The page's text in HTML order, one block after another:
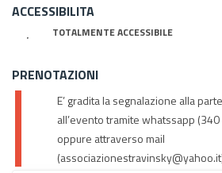
ACCESSIBILITA
TOTALMENTE ACCESSIBILE
PRENOTAZIONI
E’ gradita la segnalazione alla
all’evento tramite whatssapp
oppure attraverso mail